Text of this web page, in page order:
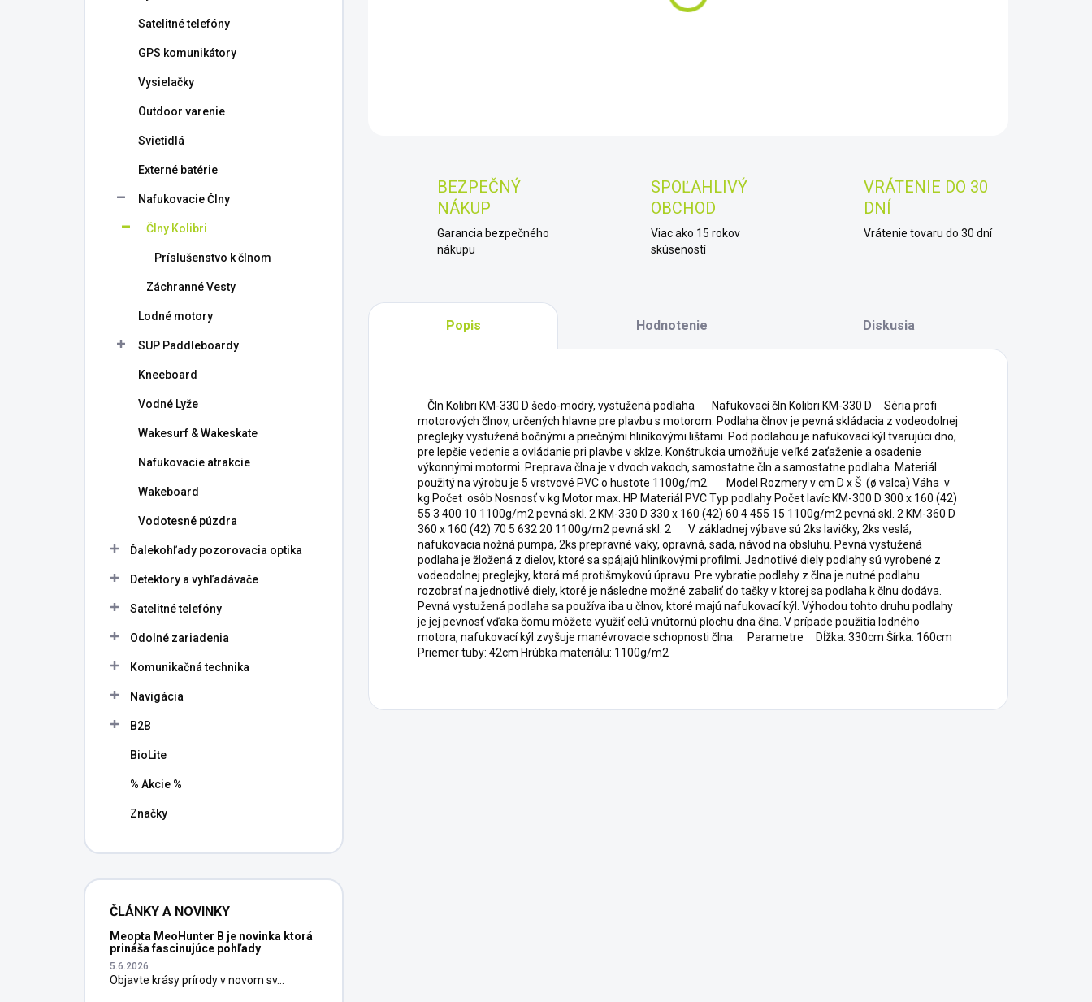
Satelitné telefóny
GPS komunikátory
Vysielačky
Outdoor varenie
Svietidlá
Externé batérie
Nafukovacie Člny
Člny Kolibri
Príslušenstvo k člnom
Záchranné Vesty
Lodné motory
SUP Paddleboardy
Kneeboard
Vodné Lyže
Wakesurf & Wakeskate
Nafukovacie atrakcie
Wakeboard
Vodotesné púzdra
Ďalekohľady pozorovacia optika
Detektory a vyhľadávače
Satelitné telefóny
Odolné zariadenia
Komunikačná technika
Navigácia
B2B
BioLite
% Akcie %
Značky
ČLÁNKY A NOVINKY
Meopta MeoHunter B je novinka ktorá
prináša fascinujúce pohľady
5.6.2026
Objavte krásy prírody v novom sv...
BEZPEČNÝ
NÁKUP
Garancia bezpečného
nákupu
SPOĽAHLIVÝ
OBCHOD
Viac ako 15 rokov
skúseností
VRÁTENIE DO 30
DNÍ
Vrátenie tovaru do 30 dní
Popis Hodnotenie Diskusia
Čln Kolibri KM-330 D šedo-modrý, vystužená podlaha Nafukovací čln Kolibri KM-330 D Séria profi
motorových člnov, určených hlavne pre plavbu s motorom. Podlaha člnov je pevná skládacia z vodeodolnej
preglejky vystužená bočnými a priečnými hliníkovými lištami. Pod podlahou je nafukovací kýl tvarujúci dno,
pre lepšie vedenie a ovládanie pri plavbe v sklze. Konštrukcia umožňuje veľké zaťaženie a osadenie
výkonnými motormi. Preprava člna je v dvoch vakoch, samostatne čln a samostatne podlaha. Materiál
použitý na výrobu je 5 vrstvové PVC o hustote 1100g/m2. Model Rozmery v cm D x Š (ø valca) Váha v
kg Počet osôb Nosnosť v kg Motor max. HP Materiál PVC Typ podlahy Počet lavíc KM-300 D 300 x 160 (42)
55 3 400 10 1100g/m2 pevná skl. 2 KM-330 D 330 x 160 (42) 60 4 455 15 1100g/m2 pevná skl. 2 KM-360 D
360 x 160 (42) 70 5 632 20 1100g/m2 pevná skl. 2 V základnej výbave sú 2ks lavičky, 2ks veslá,
nafukovacia nožná pumpa, 2ks prepravné vaky, opravná, sada, návod na obsluhu. Pevná vystužená
podlaha je žložená z dielov, ktoré sa spájajú hliníkovými profilmi. Jednotlivé diely podlahy sú vyrobené z
vodeodolnej preglejky, ktorá má protišmykovú úpravu. Pre vybratie podlahy z člna je nutné podlahu
rozobrať na jednotlivé diely, ktoré je následne možné zabaliť do tašky v ktorej sa podlaha k člnu dodáva.
Pevná vystužená podlaha sa používa iba u člnov, ktoré majú nafukovací kýl. Výhodou tohto druhu podlahy
je jej pevnosť vďaka čomu môžete využiť celú vnútornú plochu dna člna. V prípade použitia lodného
motora, nafukovací kýl zvyšuje manévrovacie schopnosti člna. Parametre Dĺžka: 330cm Šírka: 160cm
Priemer tuby: 42cm Hrúbka materiálu: 1100g/m2